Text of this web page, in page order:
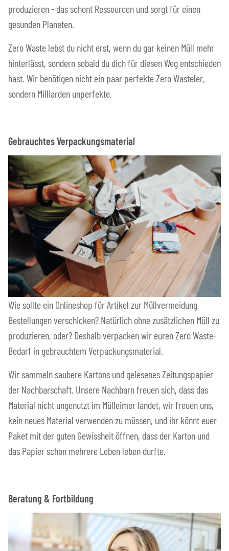
produzieren - das schont Ressourcen und sorgt für einen
gesunden Planeten.
Zero Waste lebst du nicht erst, wenn du gar keinen Müll mehr
hinterlässt, sondern sobald du dich für diesen Weg entschieden
hast. Wir benötigen nicht ein paar perfekte Zero Wasteler,
sondern Milliarden unperfekte.
Gebrauchtes Verpackungsmaterial
Wie sollte ein Onlineshop für Artikel zur Müllvermeidung
Bestellungen verschicken? Natürlich ohne zusätzlichen Müll zu
produzieren, oder? Deshalb verpacken wir euren Zero Waste-
Bedarf in gebrauchtem Verpackungsmaterial.
Wir sammeln saubere Kartons und gelesenes Zeitungspapier
der Nachbarschaft. Unsere Nachbarn freuen sich, dass das
Material nicht ungenutzt im Mülleimer landet, wir freuen uns,
kein neues Material verwenden zu müssen, und ihr könnt euer
Paket mit der guten Gewissheit öffnen, dass der Karton und
das Papier schon mehrere Leben leben durfte.
Beratung & Fortbildung